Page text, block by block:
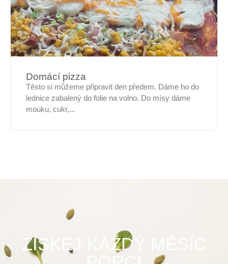
Domácí pizza
Těsto si můžeme připravit den předem. Dáme ho do
lednice zabalený do folie na volno. Do mísy dáme
mouku, cukr,...
ZÍSKEJ KAŽDÝ MĚSÍC